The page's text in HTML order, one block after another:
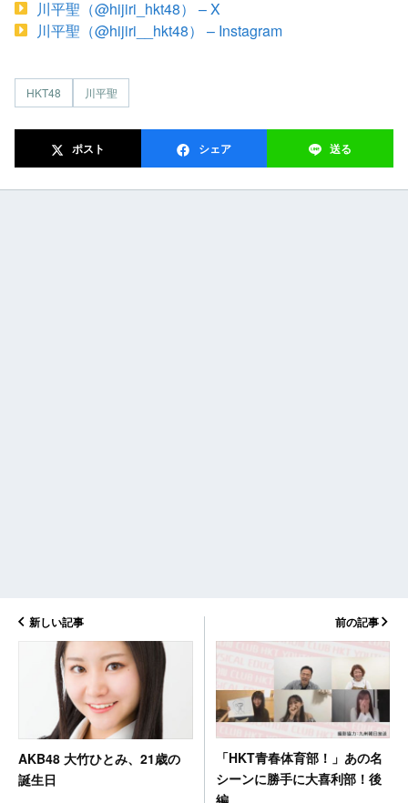
川平聖（@hijiri_hkt48） – X
川平聖（@hijiri__hkt48） – Instagram
HKT48 川平聖
ポスト シェア 送る
新しい記事
AKB48 大竹ひとみ、21歳の
誕生日
前の記事
「HKT青春体育部！」あの名
シーンに勝手に大喜利部！後